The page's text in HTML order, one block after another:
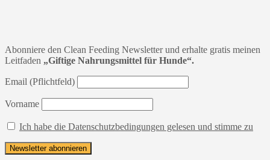
Abonniere den Clean Feeding Newsletter und erhalte gratis meinen
Leitfaden „Giftige Nahrungsmittel für Hunde“.
Email (Pflichtfeld)
Vorname
Ich habe die Datenschutzbedingungen gelesen und stimme zu